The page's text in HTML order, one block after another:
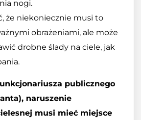
nogi.
że niekoniecznie musi to
obrażeniami, ale może
drobne ślady na ciele, jak
publicznego
naruszenie
musi mieć miejsce